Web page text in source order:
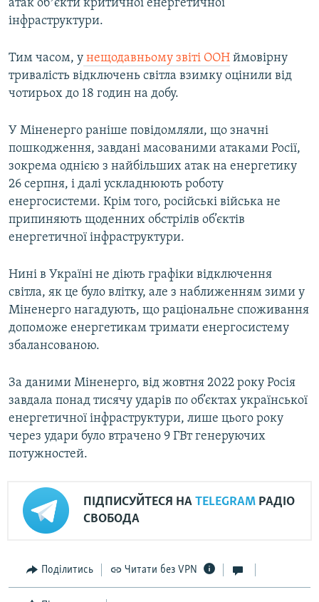
атак обʼєкти критичної енергетичної
інфраструктури.
Тим часом, у нещодавньому звіті ООН ймовірну
тривалість відключень світла взимку оцінили від
чотирьох до 18 годин на добу.
У Міненерго раніше повідомляли, що значні
пошкодження, завдані масованими атаками Росії,
зокрема однією з найбільших атак на енергетику
26 серпня, і далі ускладнюють роботу
енергосистеми. Крім того, російські війська не
припиняють щоденних обстрілів об’єктів
енергетичної інфраструктури.
Нині в Україні не діють графіки відключення
світла, як це було влітку, але з наближенням зими у
Міненерго нагадують, що раціональне споживання
допоможе енергетикам тримати енергосистему
збалансованою.
За даними Міненерго, від жовтня 2022 року Росія
завдала понад тисячу ударів по об’єктах української
енергетичної інфраструктури, лише цього року
через удари було втрачено 9 ГВт генеруючих
потужностей.
ПІДПИСУЙТЕСЯ НА TELEGRAM РАДІО
СВОБОДА
Поділитись Читати без VPN